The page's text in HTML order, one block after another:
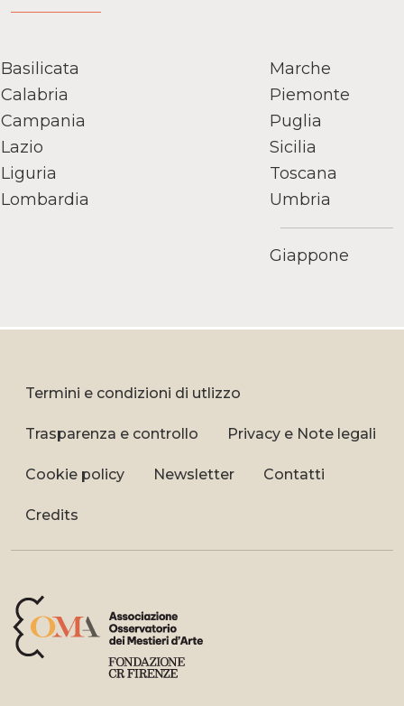
Basilicata
Calabria
Campania
Lazio
Liguria
Lombardia
Marche
Piemonte
Puglia
Sicilia
Toscana
Umbria
Giappone
Termini e condizioni di utlizzo
Trasparenza e controllo Privacy e Note legali
Cookie policy Newsletter Contatti
Credits